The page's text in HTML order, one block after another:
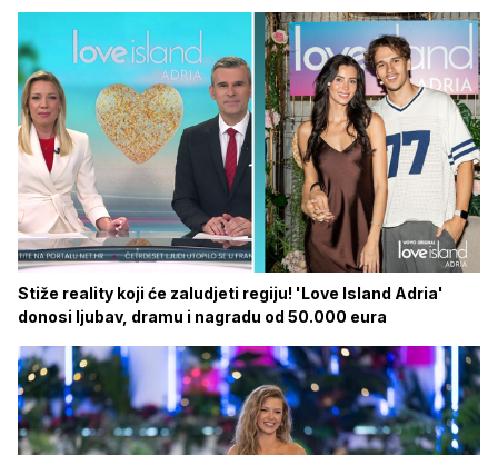
Stiže reality koji će zaludjeti regiju! 'Love Island Adria'
donosi ljubav, dramu i nagradu od 50.000 eura